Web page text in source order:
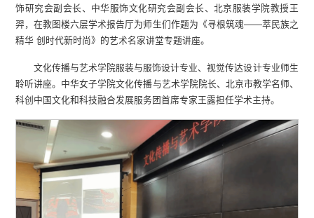
饰研究会副会长、中华服饰文化研究会副会长、北京服装学院教授王
羿，在教图楼六层学术报告厅为师生们作题为《寻根筑魂——萃民族之
精华 创时代新时尚》的艺术名家讲堂专题讲座。
文化传播与艺术学院服装与服饰设计专业、视觉传达设计专业师生
聆听讲座。中华女子学院文化传播与艺术学院院长、北京市教学名师、
科创中国文化和科技融合发展服务团首席专家王露担任学术主持。